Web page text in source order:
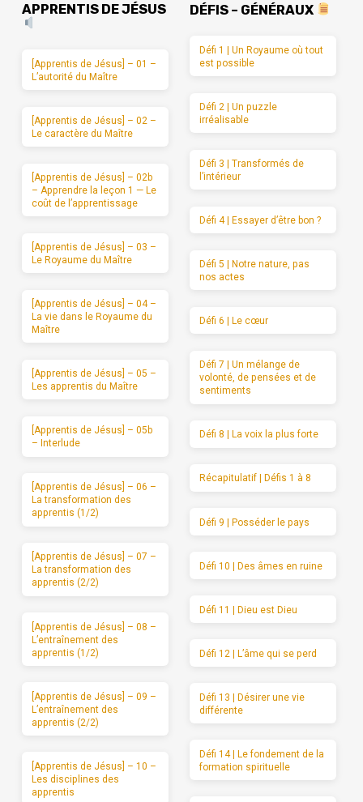
APPRENTIS DE JÉSUS
[Apprentis de Jésus] – 01 –
L’autorité du Maître
[Apprentis de Jésus] – 02 –
Le caractère du Maître
[Apprentis de Jésus] – 02b
– Apprendre la leçon 1 — Le
coût de l’apprentissage
[Apprentis de Jésus] – 03 –
Le Royaume du Maître
[Apprentis de Jésus] – 04 –
La vie dans le Royaume du
Maître
[Apprentis de Jésus] – 05 –
Les apprentis du Maître
[Apprentis de Jésus] – 05b
– Interlude
[Apprentis de Jésus] – 06 –
La transformation des
apprentis (1/2)
[Apprentis de Jésus] – 07 –
La transformation des
apprentis (2/2)
[Apprentis de Jésus] – 08 –
L’entraînement des
apprentis (1/2)
[Apprentis de Jésus] – 09 –
L’entraînement des
apprentis (2/2)
[Apprentis de Jésus] – 10 –
Les disciplines des
apprentis
DÉFIS – GÉNÉRAUX
Défi 1 | Un Royaume où tout
est possible
Défi 2 | Un puzzle
irréalisable
Défi 3 | Transformés de
l’intérieur
Défi 4 | Essayer d’être bon ?
Défi 5 | Notre nature, pas
nos actes
Défi 6 | Le cœur
Défi 7 | Un mélange de
volonté, de pensées et de
sentiments
Défi 8 | La voix la plus forte
Récapitulatif | Défis 1 à 8
Défi 9 | Posséder le pays
Défi 10 | Des âmes en ruine
Défi 11 | Dieu est Dieu
Défi 12 | L’âme qui se perd
Défi 13 | Désirer une vie
différente
Défi 14 | Le fondement de la
formation spirituelle